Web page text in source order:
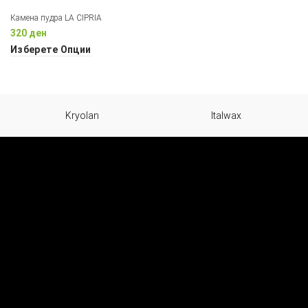
Камена пудра LA CIPRIA
320 ден
Изберете Опции
Kryolan Italwax